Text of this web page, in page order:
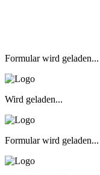
Formular wird geladen...
Wird geladen...
Formular wird geladen...